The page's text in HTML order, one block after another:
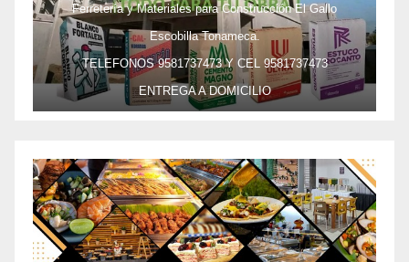
Ferretería y Materiales para Construcción El Gallo
Escobilla Tonameca.
TELEFONOS 9581737473 Y CEL 9581737473
ENTREGA A DOMICILIO